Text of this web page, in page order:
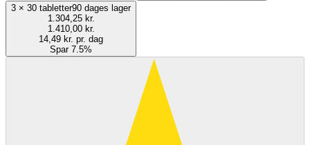
3 × 30 tabletter90 dages lager
1.304,25 kr.
1.410,00 kr.
14,49 kr. pr. dag
Spar 7.5%